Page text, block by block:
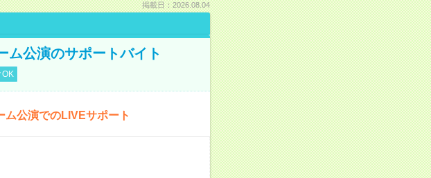
掲載日：2026.08.04
ム公演のサポートバイト
OK
公演でのLIVEサポート